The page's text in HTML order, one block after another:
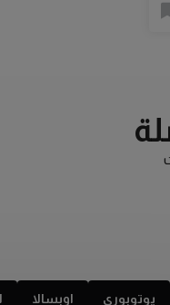
يوتوبوري اوبسالا